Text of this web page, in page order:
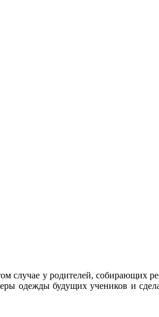
случае у родителей, собирающих
одежды будущих учеников и